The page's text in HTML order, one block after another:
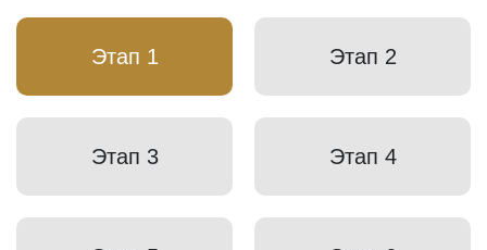
Этап 1 Этап 2
Этап 3 Этап 4